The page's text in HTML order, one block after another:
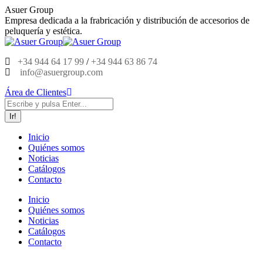
Saltar
al
contenido
Asuer Group
Empresa dedicada a la frabricación y distribución de accesorios de
peluquería y estética.
+34 944 64 17 99 /+34 944 63 86 74
info@asuergroup.com
Área de Clientes
Buscar:
Inicio
Quiénes somos
Noticias
Catálogos
Contacto
Inicio
Quiénes somos
Noticias
Catálogos
Contacto